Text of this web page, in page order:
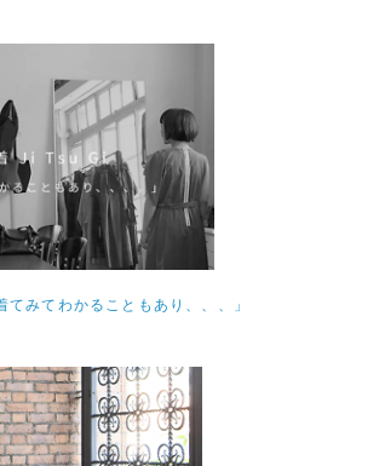
みてわかることもあり、、、」